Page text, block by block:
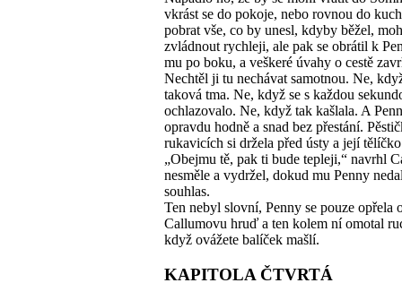
vkrást se do pokoje, nebo rovnou do
pobrat vše, co by unesl, kdyby běžel,
zvládnout rychleji, ale pak se obrátil k
mu po boku, a veškeré úvahy o cestě
Nechtěl ji tu nechávat samotnou. Ne,
taková tma. Ne, když se s každou
ochlazovalo. Ne, když tak kašlala. A
opravdu hodně a snad bez přestání.
rukavicích si držela před ústy a její
„Obejmu tě, pak ti bude tepleji,“ navrhl
nesměle a vydržel, dokud mu Penny
souhlas.
Ten nebyl slovní, Penny se pouze opřela
Callumovu hruď a ten kolem ní omotal
když ovážete balíček mašlí.
KAPITOLA ČTVRTÁ